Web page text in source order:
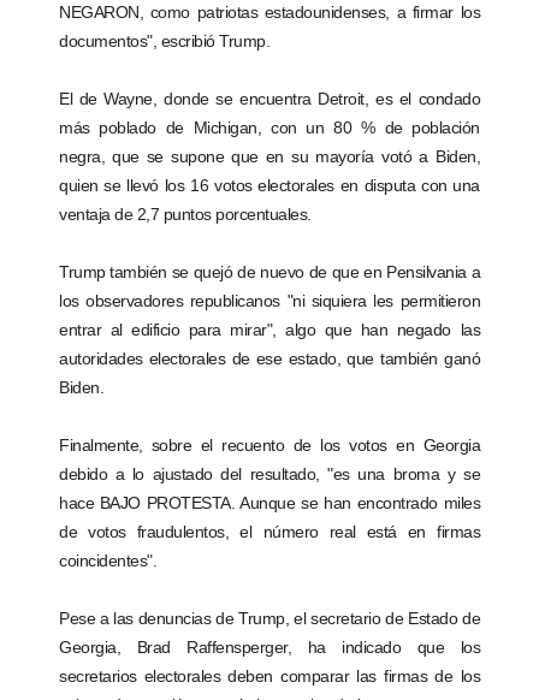
NEGARON, como patriotas estadounidenses, a firmar los
documentos", escribió Trump.
El de Wayne, donde se encuentra Detroit, es el condado
más poblado de Michigan, con un 80 % de población
negra, que se supone que en su mayoría votó a Biden,
quien se llevó los 16 votos electorales en disputa con una
ventaja de 2,7 puntos porcentuales.
Trump también se quejó de nuevo de que en Pensilvania a
los observadores republicanos "ni siquiera les permitieron
entrar al edificio para mirar", algo que han negado las
autoridades electorales de ese estado, que también ganó
Biden.
Finalmente, sobre el recuento de los votos en Georgia
debido a lo ajustado del resultado, "es una broma y se
hace BAJO PROTESTA. Aunque se han encontrado miles
de votos fraudulentos, el número real está en firmas
coincidentes".
Pese a las denuncias de Trump, el secretario de Estado de
Georgia, Brad Raffensperger, ha indicado que los
secretarios electorales deben comparar las firmas de los